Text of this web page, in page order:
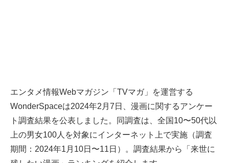
エンタメ情報Webマガジン「TVマガ」を運営する
WonderSpaceは2024年2月7日、漫画に関するアンケー
ト調査結果を公表しました。同調査は、全国10〜50代以
上の男女100人を対象にインターネット上で実施（調査
期間：2024年1月10日〜11日）。調査結果から「来世に